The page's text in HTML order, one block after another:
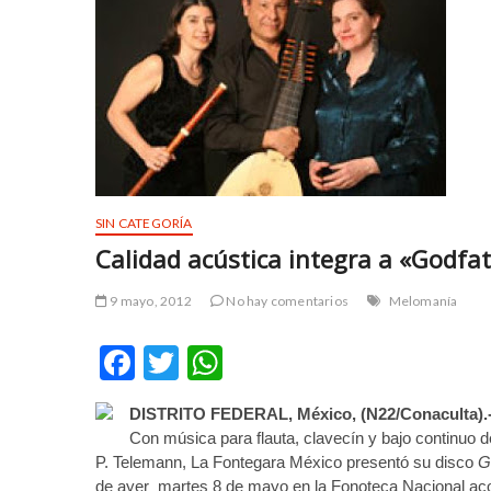
u
r
t
e
s
c
o
r
v
e
s
c
o
a
r
z
b
e
t
b
a
p
a
b
e
t
SIN CATEGORÍA
Calidad acústica integra a
9 mayo, 2012 No hay comentarios Melomanía
F
ac
e
b
T
w
itt
er
h
at
s
DISTRITO FEDERAL, México, (N22/
Con música para flauta, clavecín y bajo continuo
P. Telemann, La Fontegara México presentó su disco
de ayer martes 8 de mayo en la Fonoteca Nacional